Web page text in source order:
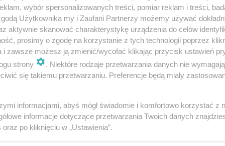
wytwarzającej mleko. W badaniach jej obraz
na kliszy i na monitorze ma ciemne
na zdjęciurtgjasny. Zatem chcąc, by
gruczołową (młodą) powinno się badać
wybór spersonalizowanych treści, pomiar reklam i treści,
Użytkownika my i Zaufani Partnerzy możemy używać
aktywnie skanować charakterystykę urządzenia do celów
prosimy o zgodę na korzystanie z tych technologii poprzez
i zawsze możesz ją zmienić/wycofać klikając przycisk ustawień
strony
. Niektóre rodzaje przetwarzania danych nie
się takiemu przetwarzaniu. Preferencje będą miały
informacjami, abyś mógł świadomie i komfortowo korzystać z
informacje dotyczące przetwarzania Twoich danych
oraz po kliknięciu w „Ustawienia”.